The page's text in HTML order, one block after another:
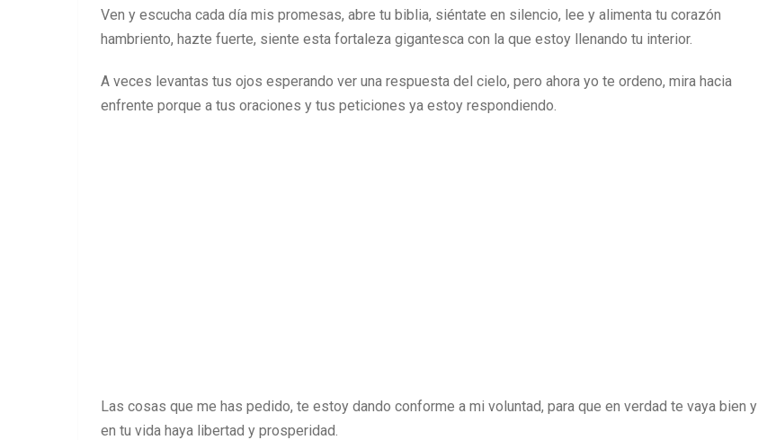
Ven y escucha cada día mis promesas, abre tu biblia, siéntate en silencio, lee y alimenta tu corazón
hambriento, hazte fuerte, siente esta fortaleza gigantesca con la que estoy llenando tu interior.
A veces levantas tus ojos esperando ver una respuesta del cielo, pero ahora yo te ordeno, mira hacia
enfrente porque a tus oraciones y tus peticiones ya estoy respondiendo.
Las cosas que me has pedido, te estoy dando conforme a mi voluntad, para que en verdad te vaya bien y
en tu vida haya libertad y prosperidad.